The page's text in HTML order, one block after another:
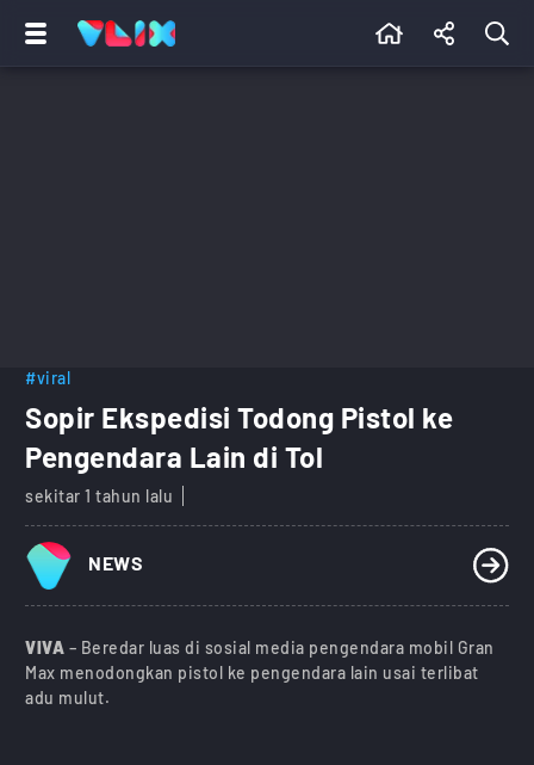
#viral
Sopir Ekspedisi Todong Pistol ke
Pengendara Lain di Tol
sekitar 1 tahun lalu
NEWS
VIVA – Beredar luas di sosial media pengendara mobil Gran
Max menodongkan pistol ke pengendara lain usai terlibat
adu mulut.